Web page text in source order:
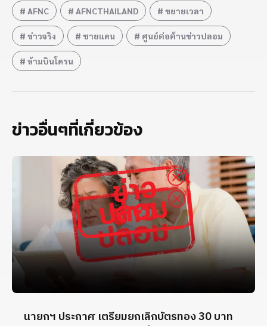
AFNC AFNCTHAILAND ขยายเวลา
ข่าวจริง ชายแดน ศูนย์ต่อต้านข่าวปลอม
ห้ามบินโดรน
ข่าวอื่นๆที่เกี่ยวข้อง
นายกฯ ประกาศ เตรียมยกเลิกบัตรทอง 30 บาท